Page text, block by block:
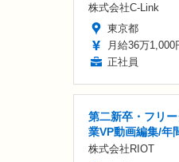
株式会社C-Link
東京都
月給36万
正社員
第二新卒・フリ
業VP動画編集/年
株式会社RIOT